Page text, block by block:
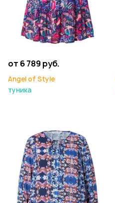
от 6 789 руб.
Angel of Style
туника